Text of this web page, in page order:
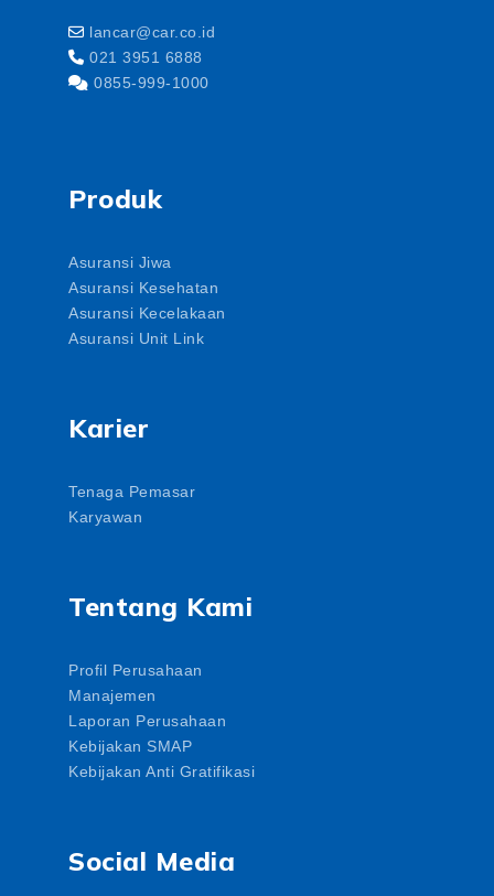
lancar@car.co.id
021 3951 6888
0855-999-1000
Produk
Asuransi Jiwa
Asuransi Kesehatan
Asuransi Kecelakaan
Asuransi Unit Link
Karier
Tenaga Pemasar
Karyawan
Tentang Kami
Profil Perusahaan
Manajemen
Laporan Perusahaan
Kebijakan SMAP
Kebijakan Anti Gratifikasi
Social Media